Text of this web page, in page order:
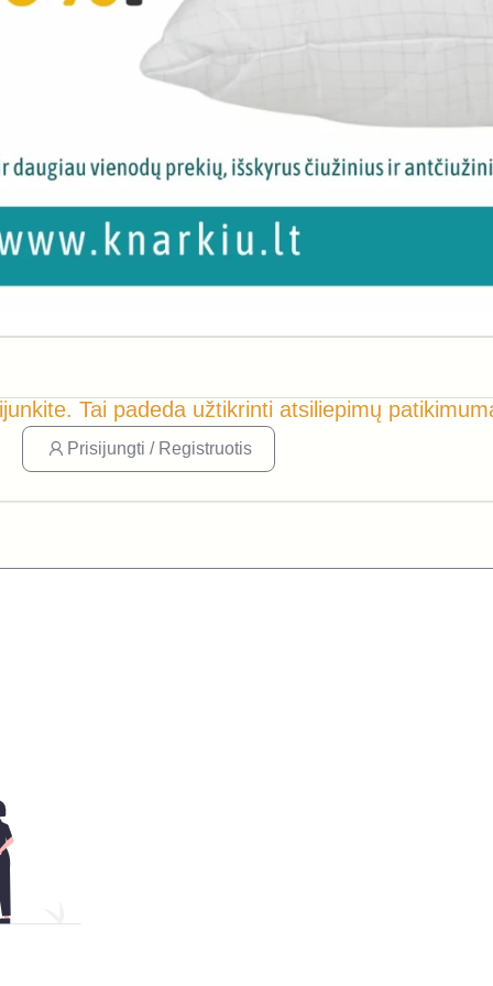
Tai padeda užtikrinti atsiliepimų
Prisijungti / Registruotis